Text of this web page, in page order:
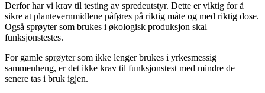
Derfor har vi krav til testing av spredeutstyr. Dette er viktig for å
sikre at plantevernmidlene påføres på riktig måte og med riktig dose.
Også sprøyter som brukes i økologisk produksjon skal
funksjonstestes.
For gamle sprøyter som ikke lenger brukes i yrkesmessig
sammenheng, er det ikke krav til funksjonstest med mindre de
senere tas i bruk igjen.